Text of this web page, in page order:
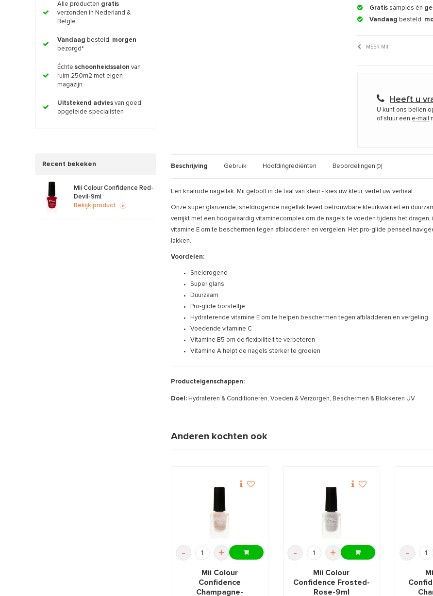
Alle producten gratis
verzonden in Nederland &
Belgïe
Vandaag besteld, morgen
bezorgd*
Échte schoonheidssalon van
ruim 250m2 met eigen
magazijn
Uitstekend advies van goed
opgeleide specialisten
Recent bekeken
Mii Colour Confidence Red-
Devil-9ml
Bekijk product
Gratis samples én
Vandaag besteld,
MEER MII
Heeft u
U kunt ons bellen
of stuur een e-mail
Beschrijving Gebruik Hoofdingrediënten Beoordelingen (0)
Een knalrode nagellak. Mii gelooft in de taal van kleur - kies uw kleur, vertel uw verhaal.
Onze super glanzende, sneldrogende nagellak levert betrouwbare kleurkwaliteit en
verrijkt met een hoogwaardig vitaminecomplex om de nagels te voeden tijdens het
vitamine E om te beschermen tegen afbladderen en vergelen. Het pro-glide penseel
lakken.
Voordelen:
Sneldrogend
Super glans
Duurzaam
Pro-glide borsteltje
Hydraterende vitamine E om te helpen beschermen tegen afbladderen en vergeling
Voedende vitamine C
Vitamine B5 om de flexibiliteit te verbeteren
Vitamine A helpt de nagels sterker te groeien
Producteigenschappen:
Doel: Hydrateren & Conditioneren, Voeden & Verzorgen, Beschermen & Blokkeren UV
Anderen kochten ook
- +
Mii Colour
Confidence
Champagne-
- +
Mii Colour
Confidence Frosted-
Rose-9ml
-